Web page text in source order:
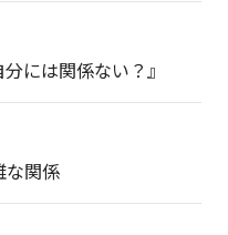
には関係ない？』
な関係